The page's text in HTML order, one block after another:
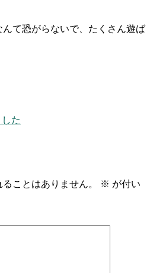
て恐がらないで、たくさん遊ば
た
ことはありません。 ※ が付い